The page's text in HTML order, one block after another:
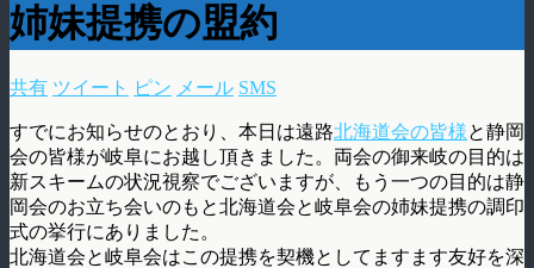
姉妹提携の盟約
共有 ツイート ピン メール SMS
すでにお知らせのとおり、本日は遠路北海道会の皆様と静岡
会の皆様が岐阜にお越し頂きました。両会の御来岐の目的は
新スキームの状況視察でございますが、もう一つの目的は静
岡会のお立ち会いのもと北海道会と岐阜会の姉妹提携の調印
式の挙行にありました。
北海道会と岐阜会はこの提携を契機としてますます友好を深